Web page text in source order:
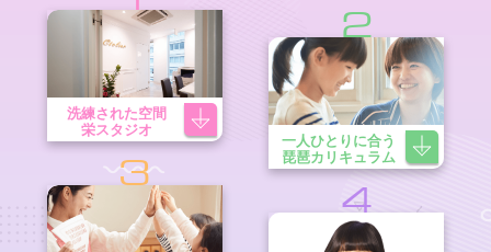
洗練された空間
栄スタジオ
2
一人ひとりに合う
琵琶カリキュラム
3
4